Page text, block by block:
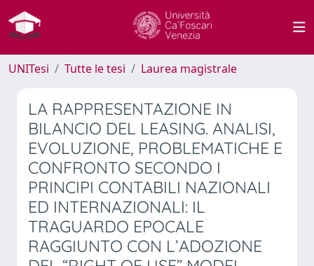
UNITesi Tutte le tesi Laurea magistrale
LA RAPPRESENTAZIONE IN
BILANCIO DEL LEASING. ANALISI,
EVOLUZIONE, PROBLEMATICHE E
CONFRONTO SECONDO I
PRINCIPI CONTABILI NAZIONALI
ED INTERNAZIONALI: IL
TRAGUARDO EPOCALE
RAGGIUNTO CON L’ADOZIONE